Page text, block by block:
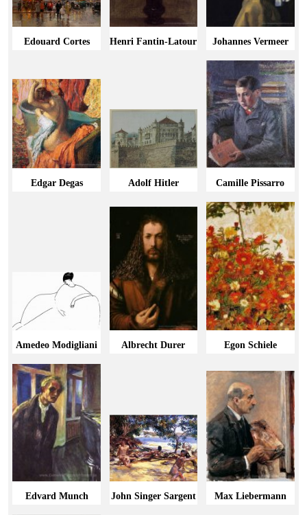
Edouard Cortes Henri Fantin-Latour Johannes Vermeer
Edgar Degas Adolf Hitler Camille Pissarro
Amedeo Modigliani Albrecht Durer Egon Schiele
Edvard Munch John Singer Sargent Max Liebermann